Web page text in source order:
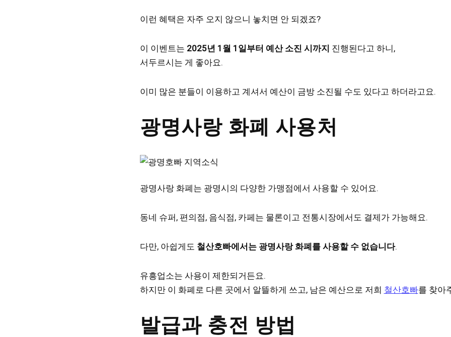
이런 혜택은 자주 오지 않으니 놓치면 안 되겠죠?
이 이벤트는 2025년 1월 1일부터 예산 소진 시까지 진행된다고 하니,
서두르시는 게 좋아요.
이미 많은 분들이 이용하고 계셔서 예산이 금방 소진될 수도 있다고 하더라고요.
광명사랑 화폐 사용처
광명사랑 화폐는 광명시의 다양한 가맹점에서 사용할 수 있어요.
동네 슈퍼, 편의점, 음식점, 카페는 물론이고 전통시장에서도 결제가 가능해요.
다만, 아쉽게도 철산호빠에서는 광명사랑 화폐를 사용할 수 없습니다.
유흥업소는 사용이 제한되거든요.
하지만 이 화폐로 다른 곳에서 알뜰하게 쓰고, 남은 예산으로 저희 철산호빠를 찾아
발급과 충전 방법